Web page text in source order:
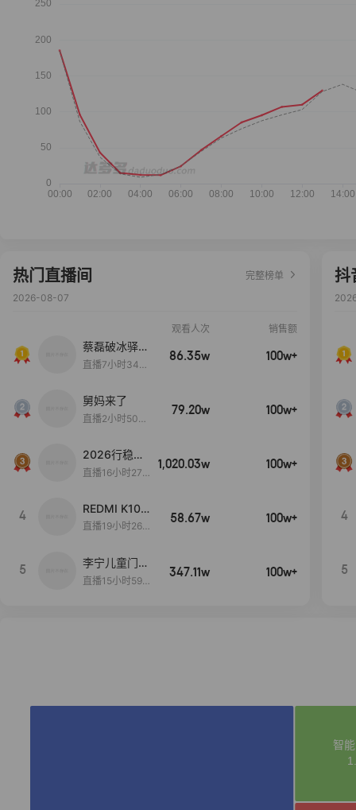
热门直播间
完整榜单
2026-08-07
观看人次 销售额
蔡磊破冰驿站
直播间好物分
直播7小时34分
86.35w 100w+
舅妈来了
直播2小时50分
79.20w 100w+
2026行稳致
远
直播16小时27
1,020.03w 100w+
4
REDMI K100
Pro系列新品
启！
直播19小时26
58.67w 100w+
5
李宁儿童门店
爆款赤兔8pr
直播15小时59
347.11w 100w+
抖
4
5